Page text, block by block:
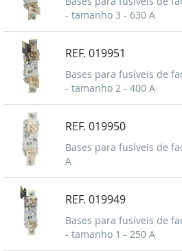
- tamanho 3 - 630 A
REF. 019951
Bases para fusíveis de
- tamanho 2 - 400 A
REF. 019950
Bases para fusíveis de
A
REF. 019949
Bases para fusíveis de
- tamanho 1 - 250 A